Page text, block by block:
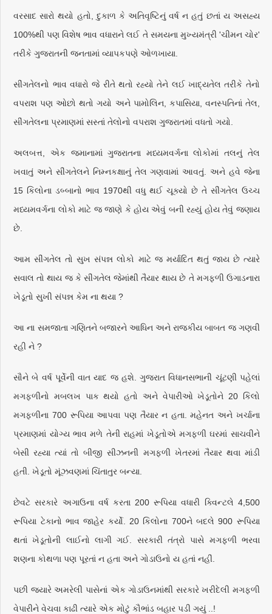
વરસાદ સારો થયો હતો, દુકાળ કે અતિવૃષ્ટિનું વર્ષ ન હતું છતાં ય અસહ્ય
100%થી પણ વિશેષ ભાવ વધારાને લઈ તે સમયના મુખ્યમંત્રી 'ચીમન ચોર'
તરીકે ગુજરાતની જનતામાં વ્યાપકપણે ઓળખાયા.
સીંગતેલનો ભાવ વધારો જે રીતે થતો રહ્યો તેને લઈ ખાદ્યતેલ તરીકે તેનો
વપરાશ પણ ઓછો થતો ગયો અને પામોલિન, કપાસિયા, વનસ્પતિનાં તેલ,
સીંગતેલના પ્રમાણમાં સસ્તાં તેલોનો વપરાશ ગુજરાતમાં વધતો ગયો.
અલબત્ત, એક જમાનામાં ગુજરાતના મધ્યમવર્ગના લોકોમાં તલનું તેલ
ખવાતું અને સીંગતેલને નિમ્નકક્ષાનું તેલ ગણવામાં આવતું. અને હવે જેના
15 કિલોના ડબ્બાનો ભાવ 1970થી વધુ થઈ ચૂક્યો છે તે સીંગતેલ ઉચ્ચ
મધ્યમવર્ગના લોકો માટે જ જાણે કે હોય એવું બની રહ્યું હોય તેવું જણાય
છે.
આમ સીંગતેલ તો સુખ સંપન્ન લોકો માટે જ મર્યાદિત થતું જાય છે ત્યારે
સવાલ તો થાય જ કે સીંગતેલ જેમાંથી તૈયાર થાય છે તે મગફળી ઉગાડનારા
ખેડૂતો સુખી સંપન્ન કેમ ના થયા ?
આ ના સમજાતા ગણિતને બજારને આધિન અને રાજકીય બાબત જ ગણવી
રહી ને ?
સૌને બે વર્ષ પૂર્વેની વાત યાદ જ હશે. ગુજરાત વિધાનસભાની ચૂંટણી પહેલાં
મગફળીનો મબલખ પાક થયો હતો અને વેપારીઓ ખેડૂતોને 20 કિલો
મગફળીના 700 રૂપિયા આપવા પણ તૈયાર ન હતા. મહેનત અને ખર્ચાના
પ્રમાણમાં યોગ્ય ભાવ મળે તેની રાહમાં ખેડૂતોએ મગફળી ઘરમાં સાચવીને
બેસી રહ્યા ત્યાં તો બીજી સીઝનની મગફળી ખેતરમાં તૈયાર થવા માંડી
હતી. ખેડૂતો મૂંઝવણમાં ચિંતાતુર બન્યા.
છેવટે સરકારે અગાઉના વર્ષ કરતા 200 રૂપિયા વધારી ક્વિન્ટલે 4,500
રૂપિયા ટેકાનો ભાવ જાહેર કર્યો. 20 કિલોના 700ને બદલે 900 રૂપિયા
થતાં ખેડૂતોની લાઈનો લાગી ગઈ. સરકારી તંત્રો પાસે મગફળી ભરવા
શણના કોથળા પણ પૂરતાં ન હતા અને ગોડાઉનો ય હતાં નહીં.
પછી જ્યારે અમરેલી પાસેનાં એક ગોડાઉનમાંથી સરકારે ખરીદેલી મગફળી
વેપારીને વેચવા કાઢી ત્યારે એક મોટું કૌભાંડ બહાર પડી ગયું ..!